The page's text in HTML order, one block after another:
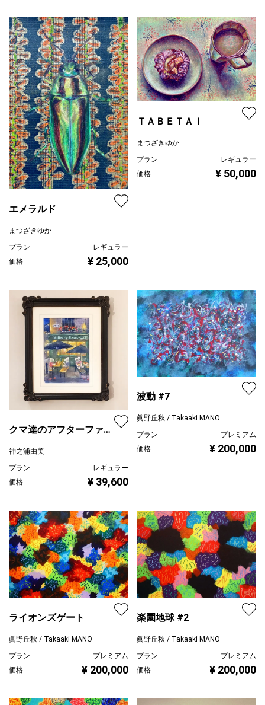
エメラルド
まつざきゆか
プラン
レギュラー
価格
¥ 25,000
ＴＡＢＥＴＡＩ
まつざきゆか
プラン
レギュラー
価格
¥ 50,000
クマ達のアフターファイ
神之浦由美
プラン
レギュラー
価格
¥ 39,600
波動 #7
眞野丘秋 / Takaaki MANO
プラン
プレミアム
価格
¥ 200,000
ライオンズゲート
眞野丘秋 / Takaaki MANO
プラン
プレミアム
価格
¥ 200,000
楽園地球 #2
眞野丘秋 / Takaaki MANO
プラン
プレミアム
価格
¥ 200,000